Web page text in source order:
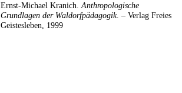
Ernst-Michael Kranich. Anthropologische
Grundlagen der Waldorfpädagogik. – Verlag Freies
Geistesleben, 1999